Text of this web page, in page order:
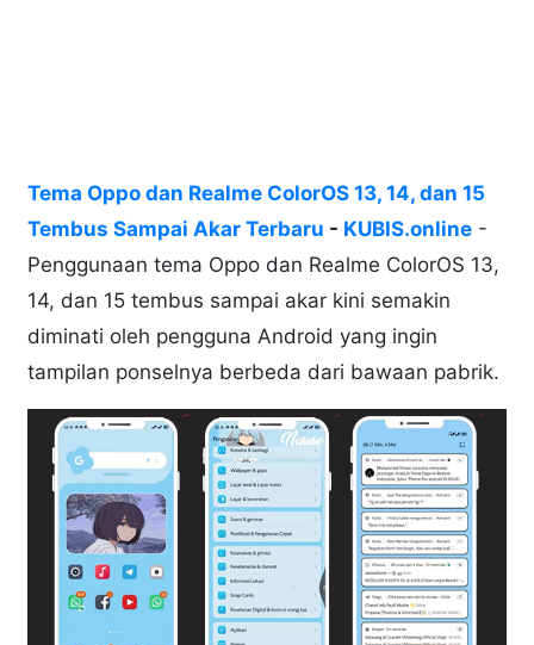
Tema Oppo dan Realme ColorOS 13, 14, dan 15
Tembus Sampai Akar Terbaru - KUBIS.online -
Penggunaan tema Oppo dan Realme ColorOS 13,
14, dan 15 tembus sampai akar kini semakin
diminati oleh pengguna Android yang ingin
tampilan ponselnya berbeda dari bawaan pabrik.